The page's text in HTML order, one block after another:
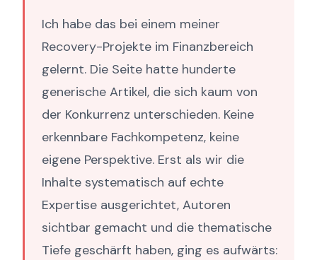
Ich habe das bei einem meiner
Recovery-Projekte im Finanzbereich
gelernt. Die Seite hatte hunderte
generische Artikel, die sich kaum von
der Konkurrenz unterschieden. Keine
erkennbare Fachkompetenz, keine
eigene Perspektive. Erst als wir die
Inhalte systematisch auf echte
Expertise ausgerichtet, Autoren
sichtbar gemacht und die thematische
Tiefe geschärft haben, ging es aufwärts: